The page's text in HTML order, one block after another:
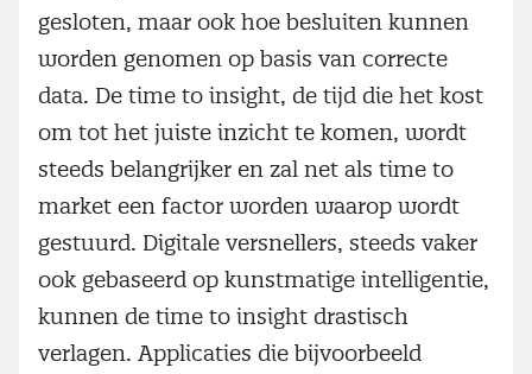
gesloten, maar ook hoe besluiten kunnen
worden genomen op basis van correcte
data. De time to insight, de tijd die het kost
om tot het juiste inzicht te komen, wordt
steeds belangrijker en zal net als time to
market een factor worden waarop wordt
gestuurd. Digitale versnellers, steeds vaker
ook gebaseerd op kunstmatige intelligentie,
kunnen de time to insight drastisch
verlagen. Applicaties die bijvoorbeeld